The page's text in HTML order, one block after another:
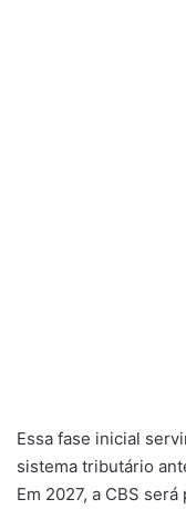
Essa fase inicial
sistema tributário
Em 2027, a CBS